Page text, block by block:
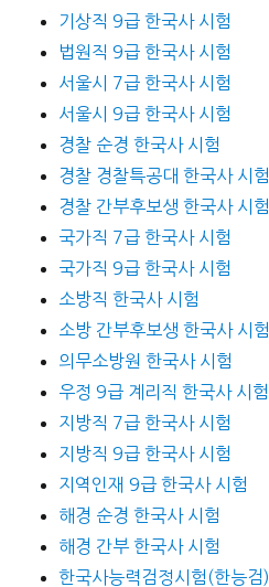
기상직 9급 한국사 시험
법원직 9급 한국사 시험
서울시 7급 한국사 시험
서울시 9급 한국사 시험
경찰 순경 한국사 시험
경찰 경찰특공대 한국사 시험
경찰 간부후보생 한국사 시험
국가직 7급 한국사 시험
국가직 9급 한국사 시험
소방직 한국사 시험
소방 간부후보생 한국사 시험
의무소방원 한국사 시험
우정 9급 계리직 한국사 시험
지방직 7급 한국사 시험
지방직 9급 한국사 시험
지역인재 9급 한국사 시험
해경 순경 한국사 시험
해경 간부 한국사 시험
한국사능력검정시험(한능검)